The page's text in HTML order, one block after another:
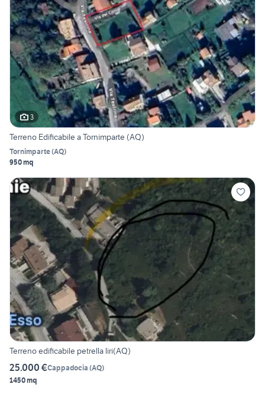
3
Terreno Edificabile a Tornimparte (AQ)
Tornimparte(AQ)
950 mq
Terreno edificabile petrella liri(AQ)
25.000 €Cappadocia (AQ)
1450 mq